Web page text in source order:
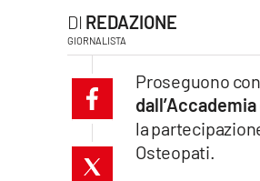
REDAZIONE
GIORNALISTA
Proseguono
la
Osteopati.